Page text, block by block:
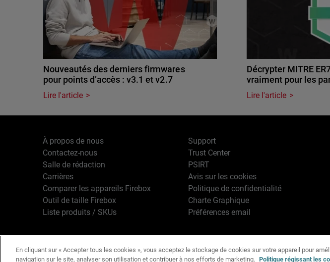
Nouveautés des derniers firmwares
pour points d’accès : v3.1 et v2.7
Lire l'article
Décrypter MITRE
vraiment pour les
Lire l'article
À propos de nous
Contactez-nous
Salle de rédaction
Carrières
Comparer les appareils Firebox
Outil de taille Firebox
Liste produits / SKUs
Support
Trust Center
PSIRT
Avis sur les cookies
Politique de confidentialité
Charte Graphique
Préférences email
Français Copyright © 1996-2026 WatchGuard
En cliquant sur « Accepter tous les cookies », vous acceptez le stockage de cookies sur votre appareil pour
navigation sur le site, analyser son utilisation et contribuer à nos efforts de marketing. Politique régissant les